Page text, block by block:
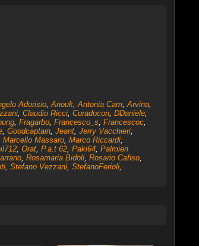
Adorisio, Anouk, Antonia Cam, Arvina,
, Claudio Ricci, Coradocon, DDaniele,
, Fragarbo, Francesco_s Francescoc,
, Goodcaptain, Jeant, Jerry Vacchieri,
Marcello Massaro, Marco Riccardi,
, Orat, P.a.t 62, Paki64, Palmieri
, Rosamaria Bidoli, Rosario Cafiso,
, Stefano Vezzani, StefanoFerioli,